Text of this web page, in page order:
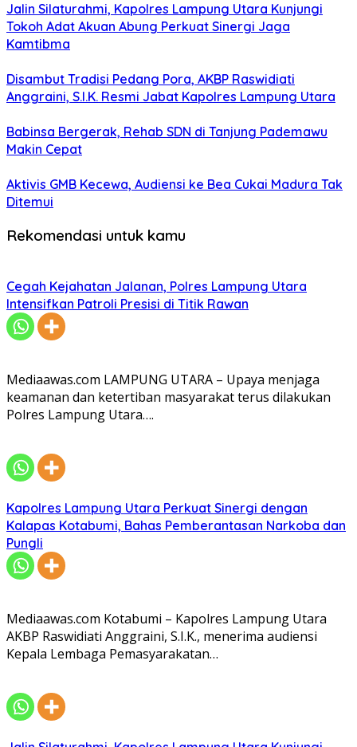
Jalin Silaturahmi, Kapolres Lampung Utara Kunjungi
Tokoh Adat Akuan Abung Perkuat Sinergi Jaga
Kamtibma
Disambut Tradisi Pedang Pora, AKBP Raswidiati
Anggraini, S.I.K. Resmi Jabat Kapolres Lampung Utara
Babinsa Bergerak, Rehab SDN di Tanjung Pademawu
Makin Cepat
Aktivis GMB Kecewa, Audiensi ke Bea Cukai Madura Tak
Ditemui
Rekomendasi untuk kamu
Cegah Kejahatan Jalanan, Polres Lampung Utara
Intensifkan Patroli Presisi di Titik Rawan
Mediaawas.com LAMPUNG UTARA – Upaya menjaga
keamanan dan ketertiban masyarakat terus dilakukan
Polres Lampung Utara….
Kapolres Lampung Utara Perkuat Sinergi dengan
Kalapas Kotabumi, Bahas Pemberantasan Narkoba dan
Pungli
Mediaawas.com Kotabumi – Kapolres Lampung Utara
AKBP Raswidiati Anggraini, S.I.K., menerima audiensi
Kepala Lembaga Pemasyarakatan…